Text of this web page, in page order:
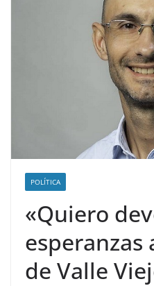
POLÍTICA
«Quiero
esperanzas
de Valle